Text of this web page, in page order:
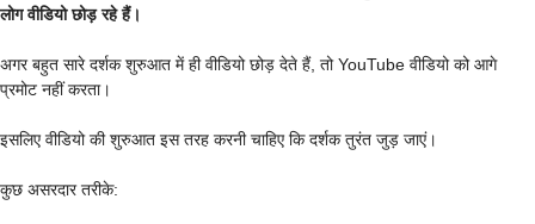
लोग वीडियो छोड़ रहे हैं।
अगर बहुत सारे दर्शक शुरुआत में ही वीडियो छोड़ देते हैं, तो YouTube वीडियो को आगे
प्रमोट नहीं करता।
इसलिए वीडियो की शुरुआत इस तरह करनी चाहिए कि दर्शक तुरंत जुड़ जाएं।
कुछ असरदार तरीके: